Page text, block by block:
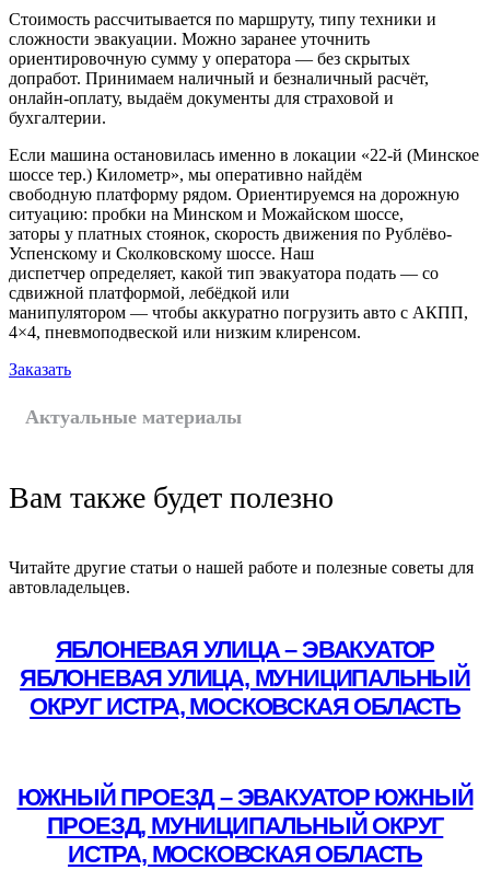
Стоимость рассчитывается по маршруту, типу техники и
сложности эвакуации. Можно заранее уточнить
ориентировочную сумму у оператора — без скрытых
допработ. Принимаем наличный и безналичный расчёт,
онлайн-оплату, выдаём документы для страховой и
бухгалтерии.
Если машина остановилась именно в локации «22-й (Минское
шоссе тер.) Километр», мы оперативно найдём
свободную платформу рядом. Ориентируемся на дорожную
ситуацию: пробки на Минском и Можайском шоссе,
заторы у платных стоянок, скорость движения по Рублёво-
Успенскому и Сколковскому шоссе. Наш
диспетчер определяет, какой тип эвакуатора подать — со
сдвижной платформой, лебёдкой или
манипулятором — чтобы аккуратно погрузить авто с АКПП,
4×4, пневмоподвеской или низким клиренсом.
Заказать
Актуальные материалы
Вам также будет полезно
Читайте другие статьи о нашей работе и полезные советы для
автовладельцев.
ЯБЛОНЕВАЯ УЛИЦА – ЭВАКУАТОР
ЯБЛОНЕВАЯ УЛИЦА, МУНИЦИПАЛЬНЫЙ
ОКРУГ ИСТРА, МОСКОВСКАЯ ОБЛАСТЬ
ЮЖНЫЙ ПРОЕЗД – ЭВАКУАТОР ЮЖНЫЙ
ПРОЕЗД, МУНИЦИПАЛЬНЫЙ ОКРУГ
ИСТРА, МОСКОВСКАЯ ОБЛАСТЬ